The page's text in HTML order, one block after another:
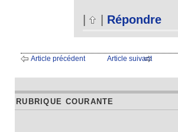
Répondre
Article précédent Article suivant
RUBRIQUE COURANTE